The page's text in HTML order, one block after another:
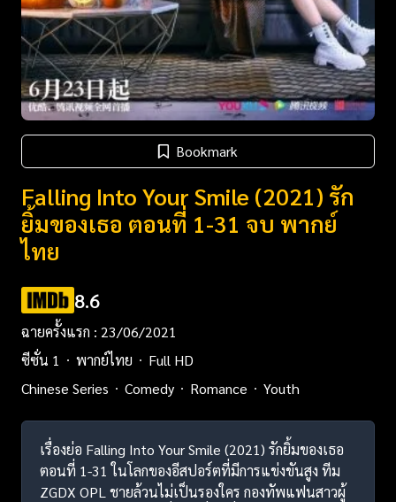
Bookmark
Falling Into Your Smile (2021) รัก
ยิ้มของเธอ ตอนที่ 1-31 จบ พากย์
ไทย
8.6
ฉายครั้งแรก : 23/06/2021
ซีซั่น 1
พากย์ไทย
Full HD
Chinese Series
Comedy Romance Youth
เรื่องย่อ Falling Into Your Smile (2021) รักยิ้มของเธอ
ตอนที่ 1-31 ในโลกของอีสปอร์ตที่มีการแข่งขันสูง ทีม
ZGDX OPL ชายล้วนไม่เป็นรองใคร กองทัพแฟนสาวผู้